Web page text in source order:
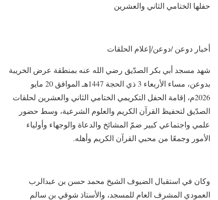
حفلها الختامي الثاني والعشرين
أخبار دوعن /دوعن/إعلام الحلقات
شهد مسجد أبي بكر الصدّيق رضي الله عنه بمنطقة عرض الخريبة
بدوعن، مساء الأربعاء 3 ذي الحجة 1447هـ الموافق 20 مايو
2026م، إقامة الحفل التكريمي الختامي الثاني والعشرين لحلقات
الصدّيق لتحفيظ القرآن الكريم والعلوم الشرعية، وسط حضور
علمي واجتماعي كبير ضمّ المشائخ والدعاة والوجهاء وأولياء
الأمور وجمعًا من محبي القرآن الكريم وأهله.
وكان في استقبال الضيوف الشيخ محمد حسن بن عبدالرب
العمودي المشرف العام للمسجد، والأستاذ شوقي بن سالم